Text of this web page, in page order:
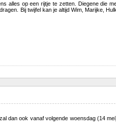
alles op een rijtje te zetten. Diegene die
Bij twijfel kan je altijd Wim, Marijke,
dan ook vanaf volgende woensdag (14